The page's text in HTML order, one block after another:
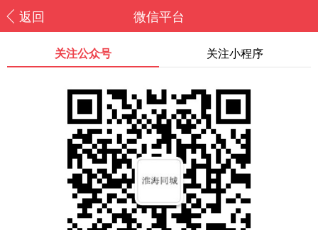
返回 微信平台
关注公众号 关注小程序